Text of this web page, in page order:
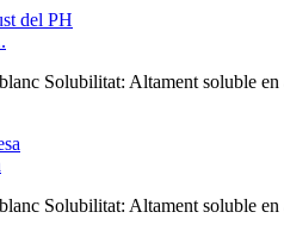
Solubilitat: Altament soluble
Solubilitat: Altament soluble